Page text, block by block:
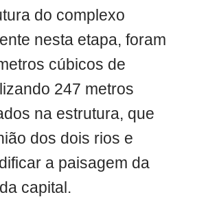
do complexo
nesta etapa, foram
cúbicos de
247 metros
na estrutura, que
dos dois rios e
a paisagem da
capital.